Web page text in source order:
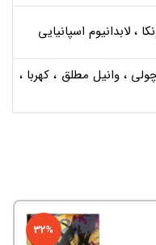
، لابدانیوم اسپانیایی
، وانیل مطلق ، کهربا ،
32%